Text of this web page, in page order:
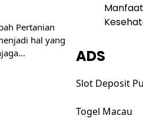
Pertanian
hal yang
ADS
Slot Deposit
Togel Macau